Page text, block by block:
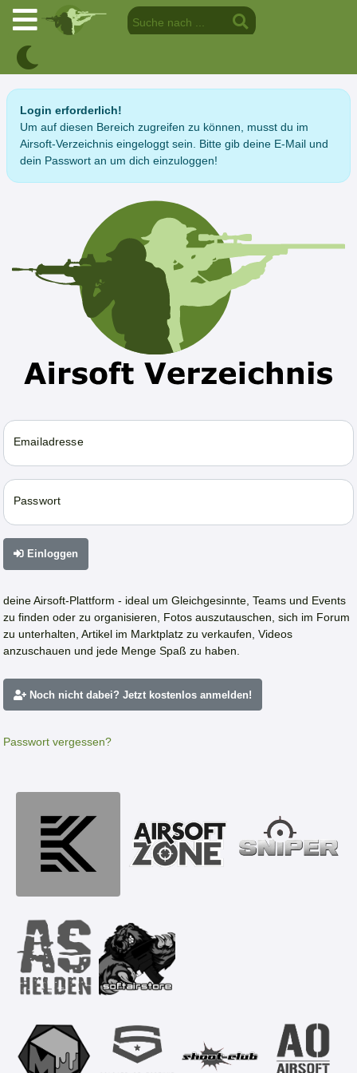
Login erforderlich!
Um auf diesen Bereich zugreifen zu können, musst du im
Airsoft-Verzeichnis eingeloggt sein. Bitte gib deine E-Mail und
dein Passwort an um dich einzuloggen!
Emailadresse
Passwort
Einloggen
deine Airsoft-Plattform - ideal um Gleichgesinnte, Teams und Events
zu finden oder zu organisieren, Fotos auszutauschen, sich im Forum
zu unterhalten, Artikel im Marktplatz zu verkaufen, Videos
anzuschauen und jede Menge Spaß zu haben.
Noch nicht dabei? Jetzt kostenlos anmelden!
Passwort vergessen?